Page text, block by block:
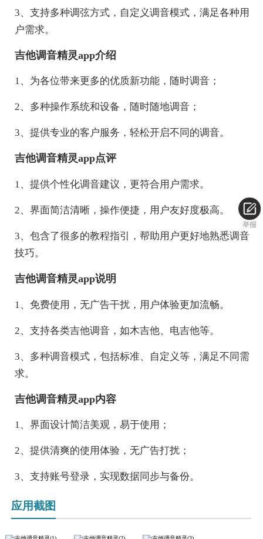
3、支持多种调弦方式，自定义调音模式，满足各种用
户需求。
吉他调音精灵app介绍
1、为各位带来更多的优质新功能，随时调音；
2、多种操作系统和设备，随时随地调音；
3、提供专业的客户服务，轻松开启不同的调音。
吉他调音精灵app点评
1、提供个性化调音建议，更符合用户需求。
2、界面简洁清晰，操作便捷，用户友好度极高。
3、包含了很多的教程指引，帮助用户更好地熟悉调音
技巧。
吉他调音精灵app说明
1、免费使用，无广告干扰，用户体验更加流畅。
2、支持各类吉他调音，如木吉他、电吉他等。
3、多种调音模式，包括标准、自定义等，满足不同需
求。
吉他调音精灵app内容
1、界面设计简洁美观，易于使用；
2、提供清爽的使用体验，无广告打扰；
3、支持账号登录，实现数据同步与备份。
应用截图
举报